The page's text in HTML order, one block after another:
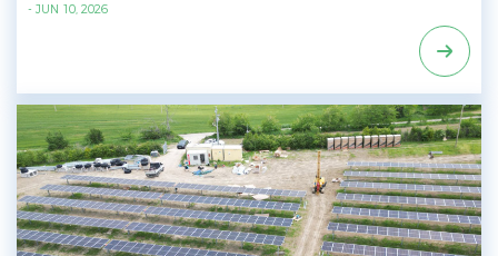
전환함으로써, Kseng Solar의 솔라 카포트는 전기 비용을 절감하고 탄소
배출을 줄이며 전반적인 에너지 효율을 향상시킵니다. 차량 주차 기능을 넘
어 다양한 시나리오에서의 실용성과 친환경적 장점을 제공합니다. 유럽 전
역에서 다수의 성공적인 프로젝트 레퍼런스를 바탕으로, Kseng Solar는 유
럽 시장에서 탄탄한 시장 인지도를 구축했습니다. 현지 고객 지원을 강화하
고 조달 주기를 단축하기 위해, Kseng Solar는 유럽 현지 창고에 충분한 솔
라 카포트 재고를 유지하여, 지역 전반에 걸쳐 빠른 배송과 효율적인 프로
젝트 실행을 가능하게 합니다. Kseng Solar의 솔라 카포트의 특별 기능
Kseng Solar의 솔라 카포트 • 색상 옵션 - 세련된 블랙 또는 스타일리시한
- JUN 10, 2026